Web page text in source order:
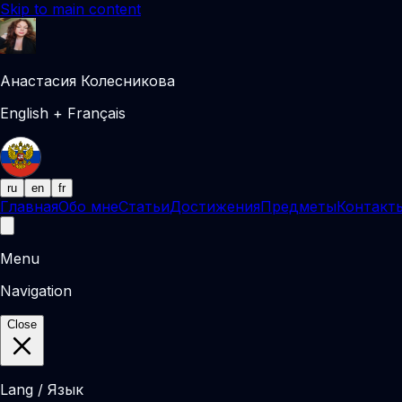
Skip to main content
Анастасия Колесникова
English + Français
ru en fr
ГлавнаяОбо мнеСтатьиДостиженияПредметы
Menu
Navigation
Close
Lang / Язык